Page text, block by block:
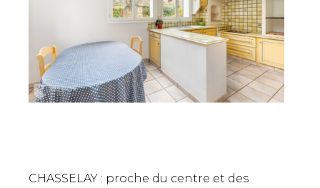
CHASSELAY : proche du centre et des